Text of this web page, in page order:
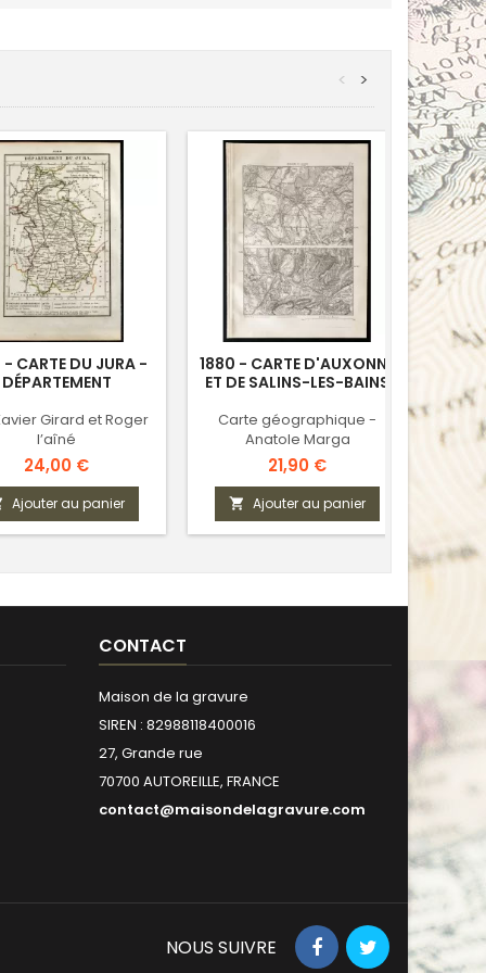
>
<
- CARTE DU JURA -
DÉPARTEMENT
Girard et Roger
l’aîné
Prix
24,00 €
Ajouter au panier
1880 - CARTE D'AUXONNE
ET DE SALINS-LES-BAINS
Carte géographique -
Anatole Marga
Prix
21,90 €
 Ajouter au panier
CONTACT
Maison de la gravure
SIREN : 82988118400016
27, Grande rue
70700 AUTOREILLE, FRANCE
contact@maisondelagravure.com
NOUS SUIVRE